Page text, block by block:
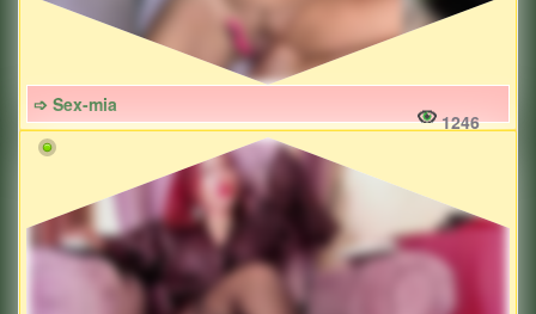
➩ Sex-mia
1246